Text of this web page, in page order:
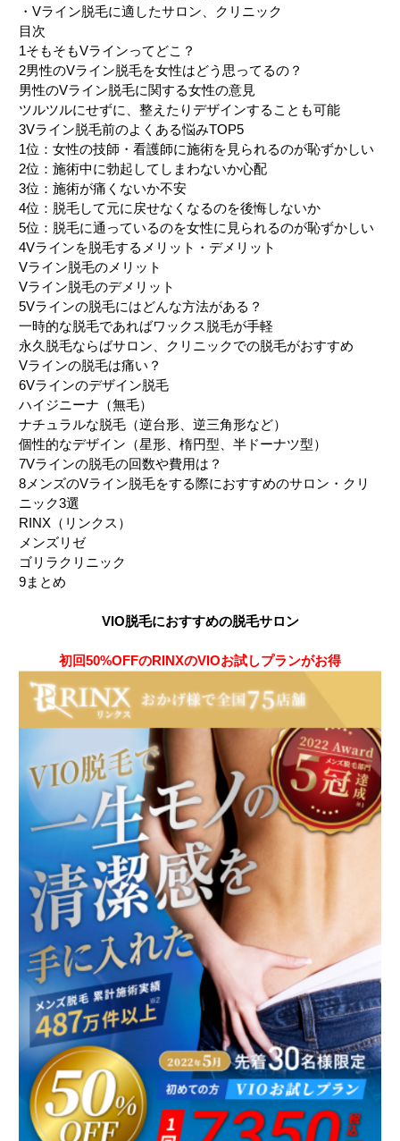
・Vライン脱毛に適したサロン、クリニック
目次
1そもそもVラインってどこ？
2男性のVライン脱毛を女性はどう思ってるの？
男性のVライン脱毛に関する女性の意見
ツルツルにせずに、整えたりデザインすることも可能
3Vライン脱毛前のよくある悩みTOP5
1位：女性の技師・看護師に施術を見られるのが恥ずかしい
2位：施術中に勃起してしまわないか心配
3位：施術が痛くないか不安
4位：脱毛して元に戻せなくなるのを後悔しないか
5位：脱毛に通っているのを女性に見られるのが恥ずかしい
4Vラインを脱毛するメリット・デメリット
Vライン脱毛のメリット
Vライン脱毛のデメリット
5Vラインの脱毛にはどんな方法がある？
一時的な脱毛であればワックス脱毛が手軽
永久脱毛ならばサロン、クリニックでの脱毛がおすすめ
Vラインの脱毛は痛い？
6Vラインのデザイン脱毛
ハイジニーナ（無毛）
ナチュラルな脱毛（逆台形、逆三角形など）
個性的なデザイン（星形、楕円型、半ドーナツ型）
7Vラインの脱毛の回数や費用は？
8メンズのVライン脱毛をする際におすすめのサロン・クリ
ニック3選
RINX（リンクス）
メンズリゼ
ゴリラクリニック
9まとめ
VIO脱毛におすすめの脱毛サロン
初回50%OFFのRINXのVIOお試しプランがお得